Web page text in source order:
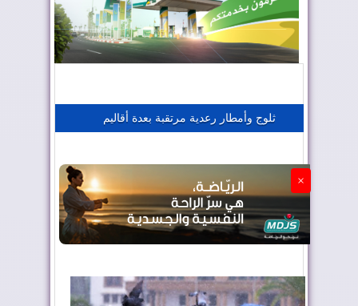
المغرب يعزز موقعه في صناعة الطيران
ثلوج وأمطار رعدية مرتقبة بعدة أقاليم
×